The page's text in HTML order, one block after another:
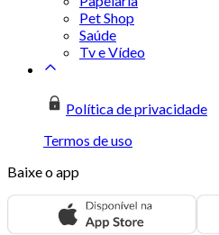
Pet Shop
Saúde
Tv e Vídeo
Política de privacidade
Termos de uso
Baixe o app